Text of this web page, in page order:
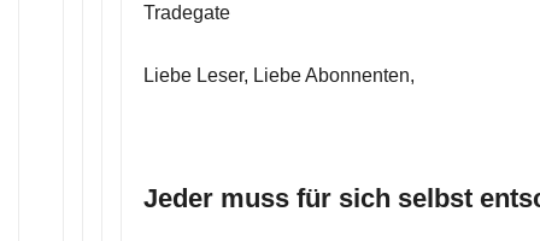
Tradegate
Liebe Leser, Liebe Abonnenten,
Jeder muss für sich selbst